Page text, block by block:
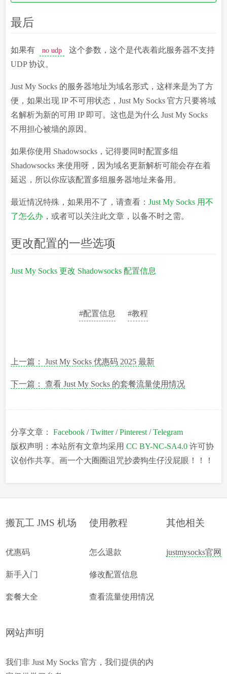
最后
如果有 no udp
这个参数，这个是代表着此服务器不支持
UDP 协议。
Just My Socks 的服务器地址为域名形式，这样来是为了方
便，如果出现 IP 不可用状态，Just My Socks 官方只要将域
名解析为新的可用 IP 即可。这也是为什么 Just My Socks
不用担心被墙的原因。
如果你使用 Shadowsocks，记得要同时配置多组
Shadowsocks 来使用呀，因为域名更新解析可能会存在着
延迟，所以你应该配置多组服务器地址来备用。
最近情况特殊，如果用不了，请查看：Just My Socks 用不
了怎么办 ，或者可以关注此文章，以备不时之需。
更改配置的一些选项
Just My Socks 更改 Shadowsocks 配置信息
#配置信息 #教程
上一篇： Just My Socks 优惠码 2025 最新
下一篇： 查看 Just My Socks 的套餐流量使用情况
分享文章：Facebook /Twitter/Pinterest /Telegram
版权声明：本站所有文章均采用CC BY-NC-SA4.0 许可协
议创作共享。画一个大圈圈诅咒抄袭狗生仔没屁眼！！！
搬瓦工 JMS 机场
优惠码
新手入门
套餐大全
使用教程
怎么退款
修改配置信息
查看流量使用情况
其他相关
justmysocks官网
网站声明
我们非 Just My Socks 官方，我们提供的内